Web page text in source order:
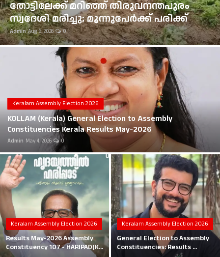
Health
Jobs Mall
Career
Education
Business
Local News
Earn Money
Tutorials
Malayalam
തോട്ടിലേക്ക് മറിഞ്ഞ് തിരുവനന്തപുരം
സ്വദേശി മരിച്ചു; മൂന്നുപേർക്ക് പരിക്ക്
Admin Aug 6, 2026 0
Keralam Assembly Election 2026
KOLLAM (Kerala) General Election to Assembly
Constituencies Kerala Results May-2026
Admin May 4, 2026 0
Keralam Assembly Election 2026
Results May-2026 Assembly
Constituency 107 - HARIPAD(K...
Keralam Assembly Election 2026
General Election to Assembly
Constituencies: Results ...